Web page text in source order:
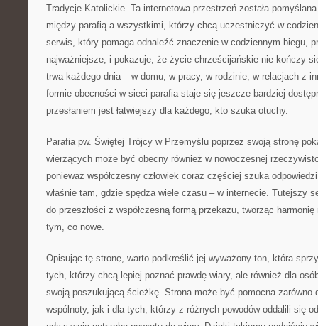
Tradycje Katolickie. Ta internetowa przestrzeń została
między parafią a wszystkimi, którzy chcą uczestniczyć w
serwis, który pomaga odnaleźć znaczenie w codziennym biegu,
najważniejsze, i pokazuje, że życie chrześcijańskie nie kończy
trwa każdego dnia – w domu, w pracy, w rodzinie, w relacjach z
formie obecności w sieci parafia staje się jeszcze bardziej
przesłaniem jest łatwiejszy dla każdego, kto szuka otuchy.
Parafia pw. Świętej Trójcy w Przemyślu poprzez swoją stronę
wierzących może być obecny również w nowoczesnej
ponieważ współczesny człowiek coraz częściej szuka
właśnie tam, gdzie spędza wiele czasu – w internecie. Tutejszy
do przeszłości z współczesną formą przekazu, tworząc
tym, co nowe.
Opisując tę stronę, warto podkreślić jej wyważony ton, która
tych, którzy chcą lepiej poznać prawdę wiary, ale również dla
swoją poszukującą ścieżkę. Strona może być pomocna zarówno
wspólnoty, jak i dla tych, którzy z różnych powodów oddalili się